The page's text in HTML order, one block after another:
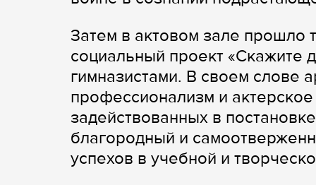
Затем в актовом зале прошло
социальный проект «Скажите
гимназистами. В своем слове
профессионализм и
задействованных в
благородный и
успехов в учебной и